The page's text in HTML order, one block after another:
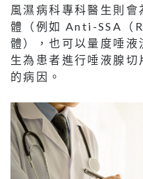
風濕病科專科醫生則
體（例如 Anti-SSA（
體），也可以量度唾
生為患者進行唾液腺
的病因。